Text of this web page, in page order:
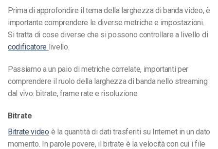
Prima di approfondire il tema della larghezza di banda video, è
importante comprendere le diverse metriche e impostazioni.
Si tratta di cose diverse che si possono controllare a livello di
codificatore livello.
Passiamo a un paio di metriche correlate, importanti per
comprendere il ruolo della larghezza di banda nello streaming
dal vivo: bitrate, frame rate e risoluzione.
Bitrate
Bitrate video è la quantità di dati trasferiti su Internet in un dato
momento. In parole povere, il bitrate è la velocità con cui i file